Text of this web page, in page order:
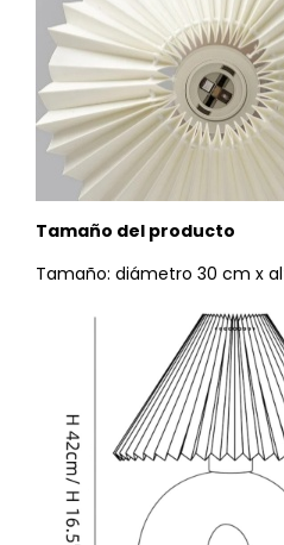
Tamaño del producto
Tamaño: diámetro 30 cm x